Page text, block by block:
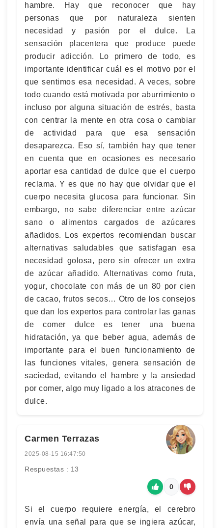
hambre. Hay que reconocer que hay
personas que por naturaleza sienten
necesidad y pasión por el dulce. La
sensación placentera que produce puede
producir adicción. Lo primero de todo, es
importante identificar cuál es el motivo por el
que sentimos esa necesidad. A veces, sobre
todo cuando está motivada por aburrimiento o
incluso por alguna situación de estrés, basta
con centrar la mente en otra cosa o cambiar
de actividad para que esa sensación
desaparezca. Eso sí, también hay que tener
en cuenta que en ocasiones es necesario
aportar esa cantidad de dulce que el cuerpo
reclama. Y es que no hay que olvidar que el
cuerpo necesita glucosa para funcionar. Sin
embargo, no sabe diferenciar entre azúcar
sano o alimentos cargados de azúcares
añadidos. Los expertos recomiendan buscar
alternativas saludables que satisfagan esa
necesidad golosa, pero sin ofrecer un extra
de azúcar añadido. Alternativas como fruta,
yogur, chocolate con más de un 80 por cien
de cacao, frutos secos… Otro de los consejos
que dan los expertos para controlar las ganas
de comer dulce es tener una buena
hidratación, ya que beber agua, además de
importante para el buen funcionamiento de
las funciones vitales, genera sensación de
saciedad, evitando el hambre y la ansiedad
por comer, algo muy ligado a los atracones de
dulce.
Carmen Terrazas
2025-08-15 16:47:50
Respuestas : 13
0
Si el cuerpo requiere energía, el cerebro
envía una señal para que se ingiera azúcar,